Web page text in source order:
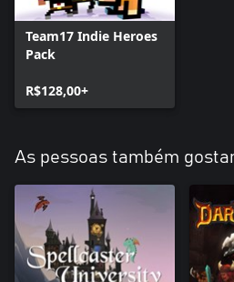
Team17 Indie Heroes
Pack
R$128,00+
As pessoas também